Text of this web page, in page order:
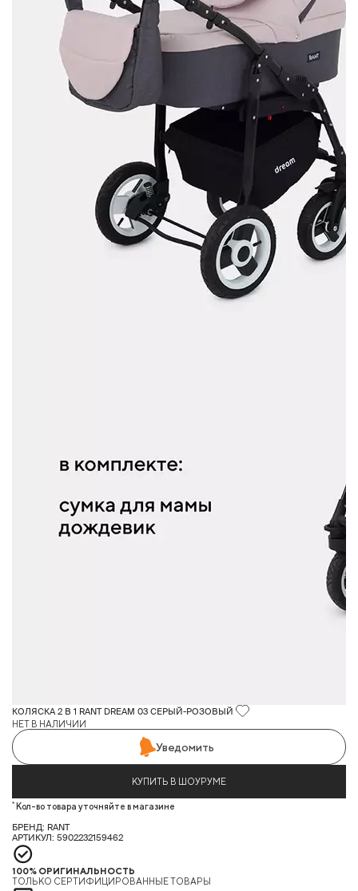
КОЛЯСКА 2 В 1 RANT DREAM 03 СЕРЫЙ-РОЗОВЫЙ
НЕТ В НАЛИЧИИ
Уведомить
КУПИТЬ В ШОУРУМЕ
* Кол-во товара уточняйте в магазине
БРЕНД: RANT
АРТИКУЛ: 5902232159462
100% ОРИГИНАЛЬНОСТЬ
ТОЛЬКО СЕРТИФИЦИРОВАННЫЕ ТОВАРЫ